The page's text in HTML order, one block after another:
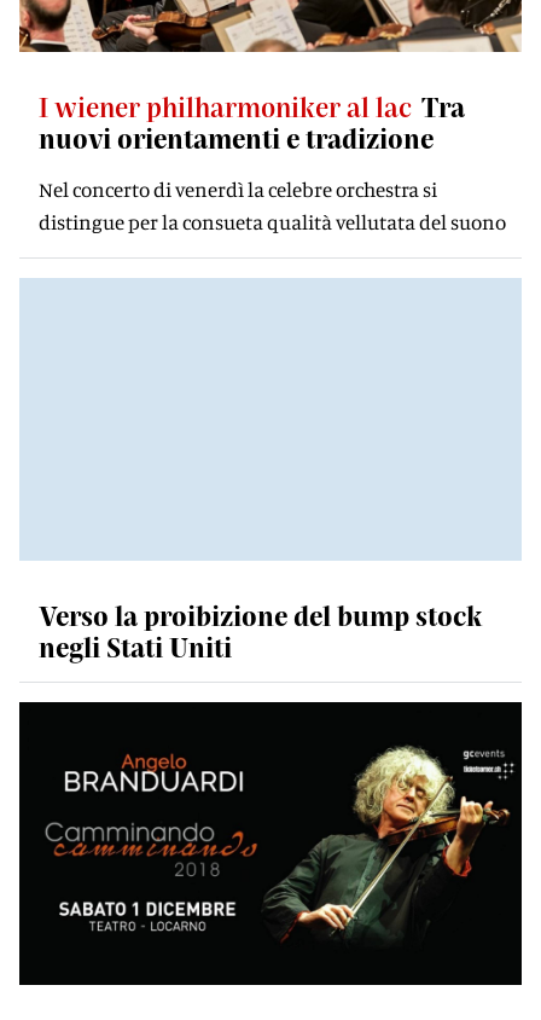
I wiener philharmoniker al lac Tra
nuovi orientamenti e tradizione
Nel concerto di venerdì la celebre orchestra si
distingue per la consueta qualità vellutata del suono
Verso la proibizione del bump stock
negli Stati Uniti